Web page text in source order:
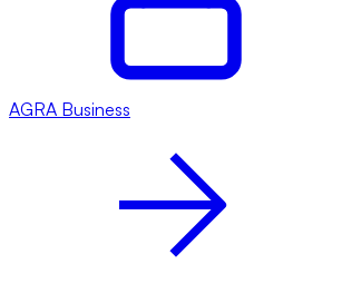
AGRA Business